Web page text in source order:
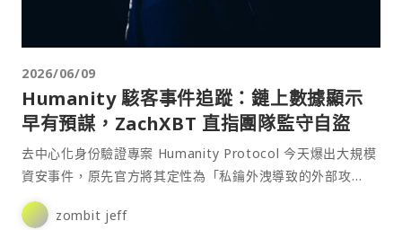
2026/06/09
Humanity 駭客事件追蹤：鏈上數據顯示
早有預謀，ZachXBT 直指團隊監守自盜
去中心化身份驗證專案 Humanity Protocol 今天爆出大規模
資安事件，原先官方將其定性為「私鑰外洩導致的外部攻
擊」，但隨著鏈上數據與多方分析師進一步追蹤⋯
zombit jeff